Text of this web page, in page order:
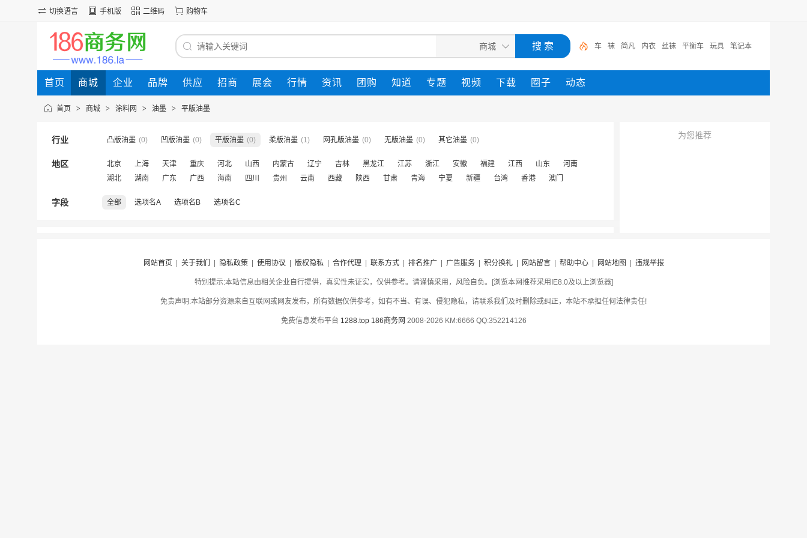
切换语言 手机版 二维码 购物车
车 袜 简凡 内衣 丝袜 平衡车 玩具 笔记本
首页 商城 企业 品牌 供应 招商 展会 行情 资讯 团购 知道 专题 视频 下载 圈子 动态
首页 > 商城 > 涂料网 > 油墨 > 平版油墨
行业 凸版油墨 (0) 凹版油墨 (0) 平版油墨 (0) 柔版油墨 (1) 网孔版油墨 (0) 无版油墨 (0) 其它油墨 (0)
地区 北京 上海 天津 重庆 河北 山西 内蒙古 辽宁 吉林 黑龙江 江苏 浙江 安徽 福建 江西 山东
河南
湖北
湖南 广东 广西 海南 四川 贵州 云南 西藏 陕西 甘肃 青海 宁夏 新疆 台湾 香港 澳门
字段 全部 选项名A 选项名B 选项名C
为您推荐
网站首页 关于我们 隐私政策| 使用协议 版权隐私| 合作代理| 联系方式| 排名推广| 广告服务| 积分换礼| 网站留言| 帮助中心| 网站地图 违规举报
特别提示:本站信息由相关企业自行提供，真实性未证实，仅供参考。请谨慎采用，风险自负。[浏览本网推荐采用IE8.0及以上浏览器]
免责声明:本站部分资源来自互联网或网友发布，所有数据仅供参考，如有不当、有误、侵犯隐私，请联系我们及时删除或纠正，本站不承担任何法律责任!
免费信息发布平台 1288.top 186商务网 2008-2026 KM:6666 QQ:352214126